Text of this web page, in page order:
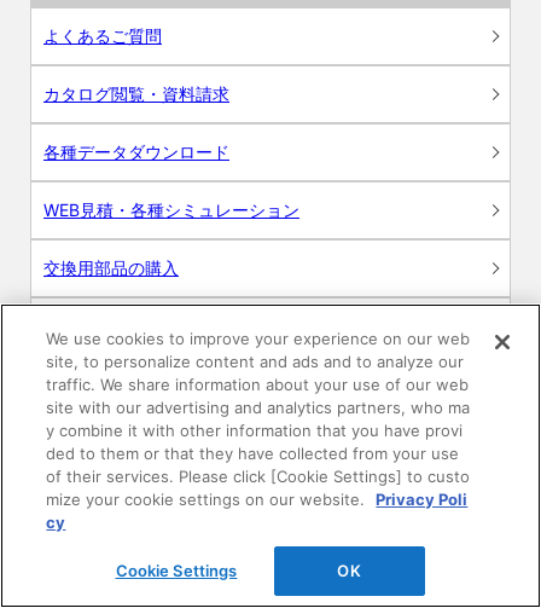
よくあるご質問
カタログ閲覧・資料請求
各種データダウンロード
WEB見積・各種シミュレーション
交換用部品の購入
お問い合わせ
ログイン
建築・設計関係者様向けサイト
We use cookies to improve your experience on our web
site, to personalize content and ads and to analyze our
traffic. We share information about your use of our web
site with our advertising and analytics partners, who ma
y combine it with other information that you have provi
ded to them or that they have collected from your use
of their services. Please click [Cookie Settings] to custo
mize your cookie settings on our website.
Privacy Poli
cy
Cookie Settings OK